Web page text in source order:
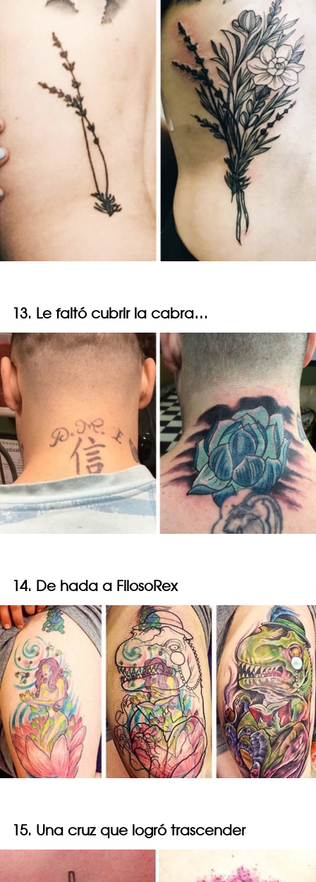
13. Le faltó cubrir la cabra…
14. De hada a FilosoRex
15. Una cruz que logró trascender